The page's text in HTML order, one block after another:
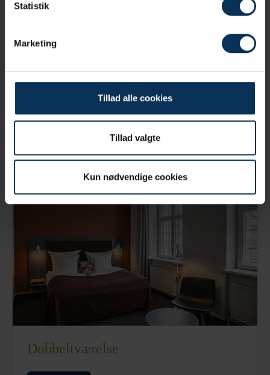
Statistik
Marketing
Tillad alle cookies
Tillad valgte
Kun nødvendige cookies
Mindre dobbeltværelse
Dobbeltværelse